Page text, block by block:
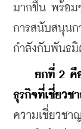
มากขึ้น พร้อม
การสนับสนุนก
กำลังกับพันธมิ
ยกที่ 2 คื
ธุรกิจที่เชี่ยวช
ความเชี่ยวชา